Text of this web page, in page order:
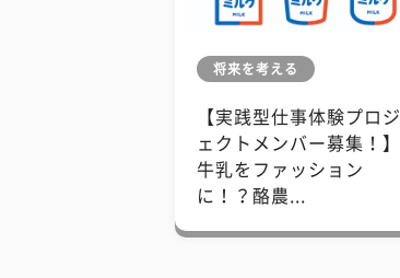
将来を考える
【実践型仕事体験プロジ
ェクトメンバー募集！】
牛乳をファッション
に！？酪農...